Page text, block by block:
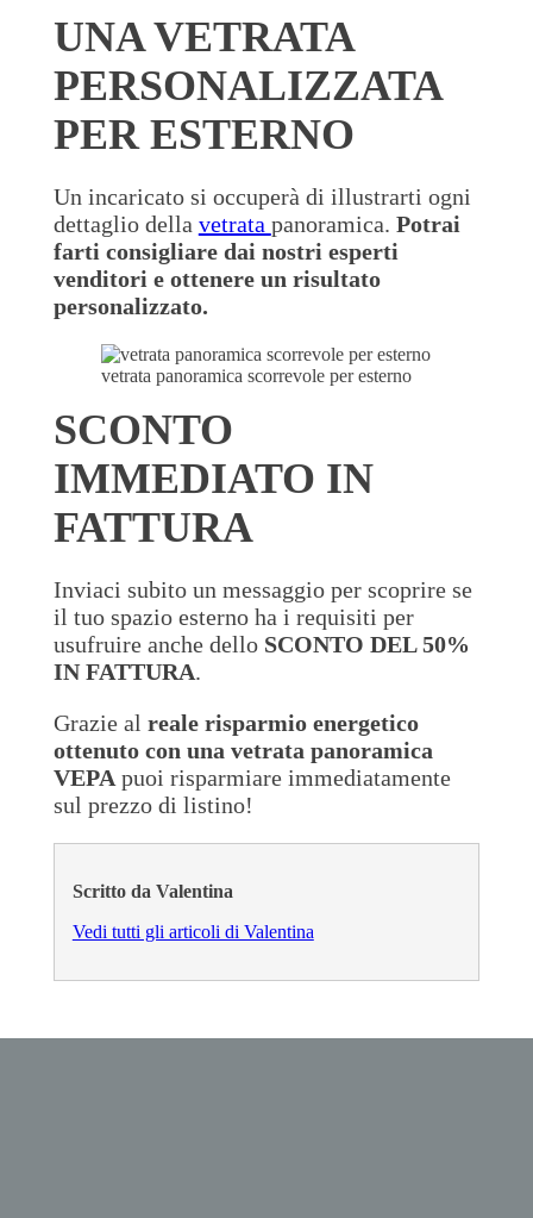
UNA VETRATA
PERSONALIZZATA
PER ESTERNO
Un incaricato si occuperà di illustrarti ogni
dettaglio della vetrata panoramica. Potrai
farti consigliare dai nostri esperti
venditori e ottenere un risultato
personalizzato.
vetrata panoramica scorrevole per esterno
SCONTO
IMMEDIATO IN
FATTURA
Inviaci subito un messaggio per scoprire se
il tuo spazio esterno ha i requisiti per
usufruire anche dello SCONTO DEL 50%
IN FATTURA.
Grazie al reale risparmio energetico
ottenuto con una vetrata panoramica
VEPA puoi risparmiare immediatamente
sul prezzo di listino!
Scritto da Valentina
Vedi tutti gli articoli di Valentina